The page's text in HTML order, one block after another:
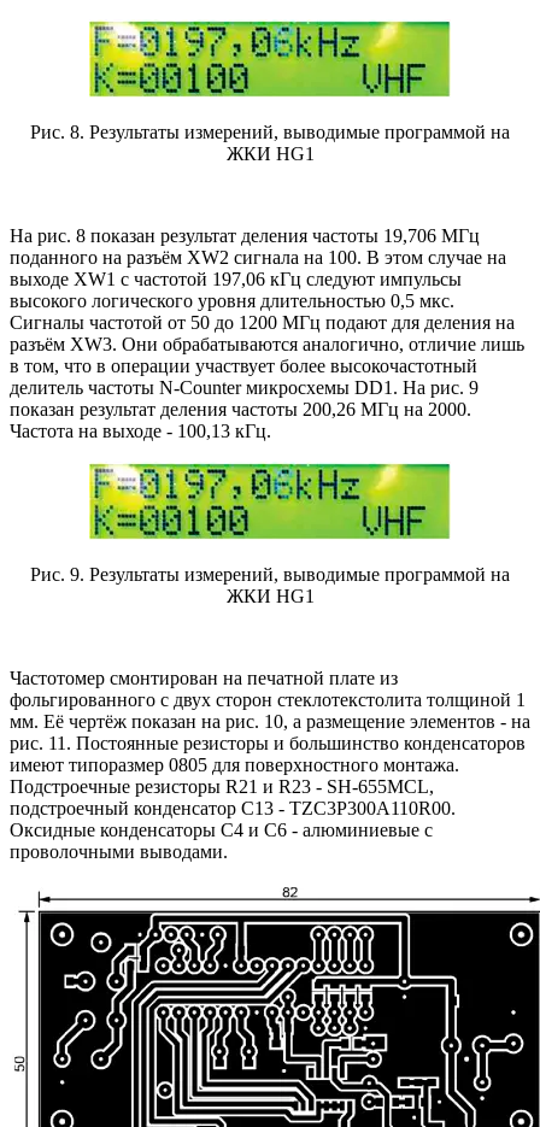
Рис. 8. Результаты измерений, выводимые программой на
ЖКИ HG1
На рис. 8 показан результат деления частоты 19,706 МГц
поданного на разъём XW2 сигнала на 100. В этом случае на
выходе XW1 с частотой 197,06 кГц следуют импульсы
высокого логического уровня длительностью 0,5 мкс.
Сигналы частотой от 50 до 1200 МГц подают для деления на
разъём XW3. Они обрабатываются аналогично, отличие лишь
в том, что в операции участвует более высокочастотный
делитель частоты N-Counter микросхемы DD1. На рис. 9
показан результат деления частоты 200,26 МГц на 2000.
Частота на выходе - 100,13 кГц.
Рис. 9. Результаты измерений, выводимые программой на
ЖКИ HG1
Частотомер смонтирован на печатной плате из
фольгированного с двух сторон стеклотекстолита толщиной 1
мм. Её чертёж показан на рис. 10, а размещение элементов - на
рис. 11. Постоянные резисторы и большинство конденсаторов
имеют типоразмер 0805 для поверхностного монтажа.
Подстроечные резисторы R21 и R23 - SH-655MCL,
подстроечный конденсатор C13 - TZC3P300A110R00.
Оксидные конденсаторы С4 и C6 - алюминиевые с
проволочными выводами.